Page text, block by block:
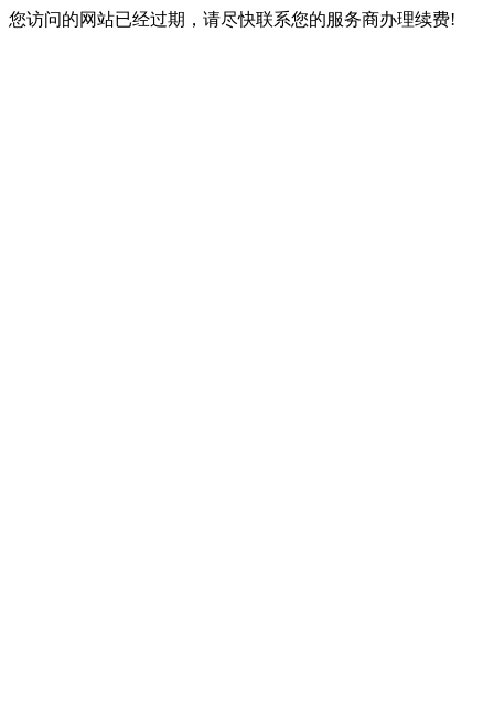
您访问的网站已经过期，请尽快联系您的服务商办理续费!